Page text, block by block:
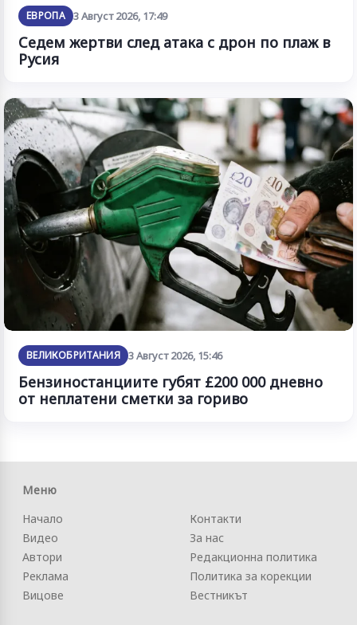
ЕВРОПА 3 Август 2026, 17:49
Седем жертви след атака с дрон по плаж в
Русия
ВЕЛИКОБРИТАНИЯ 3 Август 2026, 15:46
Бензиностанциите губят £200 000 дневно
от неплатени сметки за гориво
Меню
Начало
Видео
Автори
Реклама
Вицове
Контакти
За нас
Редакционна политика
Политика за корекции
Вестникът